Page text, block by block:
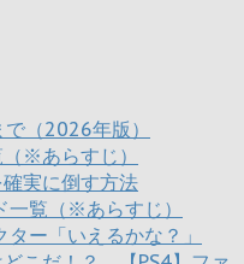
（2026年版）
※あらすじ）
実に倒す方法
覧（※あらすじ）
ー「いえるかな？」